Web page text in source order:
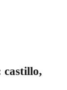
castillo,